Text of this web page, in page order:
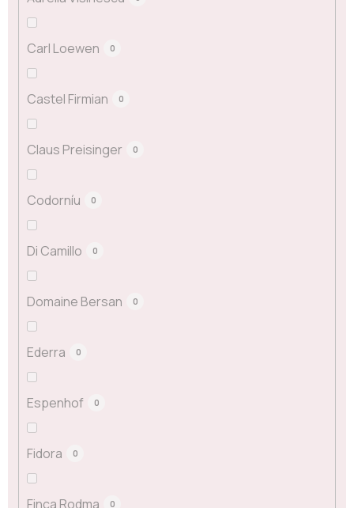
Carl Loewen 0
Castel Firmian 0
Claus Preisinger 0
Codorníu 0
Di Camillo 0
Domaine Bersan 0
Ederra 0
Espenhof 0
Fidora 0
Finca Rodma 0